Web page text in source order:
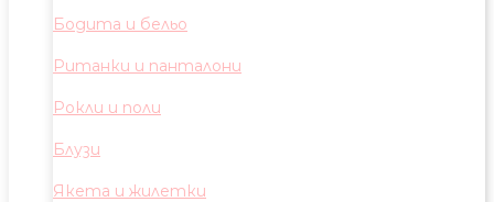
Бодита и бельо
Ританки и панталони
Рокли и поли
Блузи
Якета и жилетки